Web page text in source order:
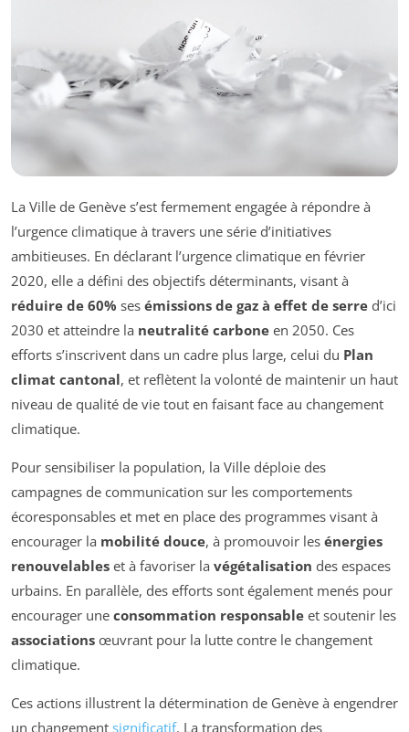
La Ville de Genève s’est fermement engagée à répondre à
l’urgence climatique à travers une série d’initiatives
ambitieuses. En déclarant l’urgence climatique en février
2020, elle a défini des objectifs déterminants, visant à
réduire de 60% ses émissions de gaz à effet de serre d’ici
2030 et atteindre la neutralité carbone en 2050. Ces
efforts s’inscrivent dans un cadre plus large, celui du Plan
climat cantonal, et reflètent la volonté de maintenir un haut
niveau de qualité de vie tout en faisant face au changement
climatique.
Pour sensibiliser la population, la Ville déploie des
campagnes de communication sur les comportements
écoresponsables et met en place des programmes visant à
encourager la mobilité douce, à promouvoir les énergies
renouvelables et à favoriser la végétalisation des espaces
urbains. En parallèle, des efforts sont également menés pour
encourager une consommation responsable et soutenir les
associations œuvrant pour la lutte contre le changement
climatique.
Ces actions illustrent la détermination de Genève à engendrer
un changement significatif. La transformation des